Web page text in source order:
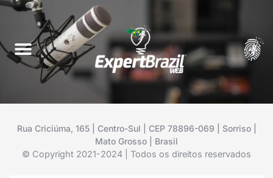
Rua Criciúma, 165 | Centro-Sul | CEP 78896-069 | Sorriso |
Mato Grosso | Brasil
© Copyright 2021-2024 | Todos os direitos reservados